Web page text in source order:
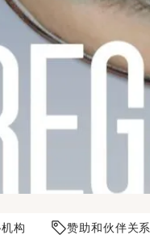
机构 赞助和伙伴关系